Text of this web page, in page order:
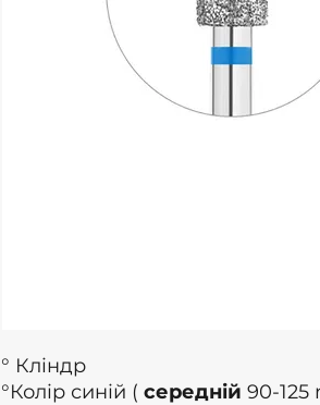
° Кліндр
°Колір синій ( середній 90-125